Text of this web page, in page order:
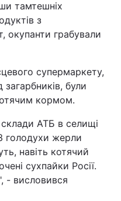
тамтешніх
з
окупанти грабували
супермаркету,
загарбників, були
кормом.
АТБ в селищі
голодухи жерли
навіть котячий
сухпайки Росії.
- висловився